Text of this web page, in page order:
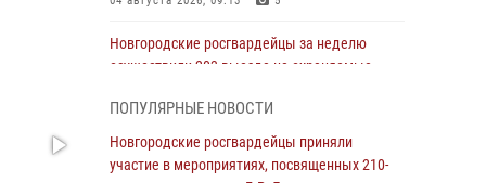
Новгородские росгвардейцы за неделю
осуществили 203 выезда на охраняемые
Радиоэфир программы "Новости дня" на
ПОПУЛЯРНЫЕ НОВОСТИ
Новгородские росгвардейцы приняли
участие в мероприятиях, посвященных 210-